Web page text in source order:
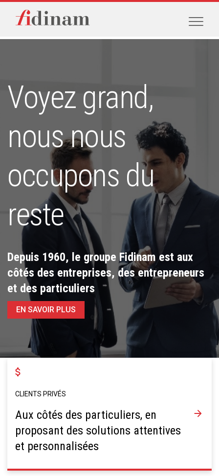
Voyez grand,
nous nous
occupons du
reste
Depuis 1960, le groupe Fidinam est aux
côtés des entreprises, des entrepreneurs
et des particuliers
EN SAVOIR PLUS
CLIENTS PRIVÉS
Aux côtés des particuliers, en
proposant des solutions attentives
et personnalisées